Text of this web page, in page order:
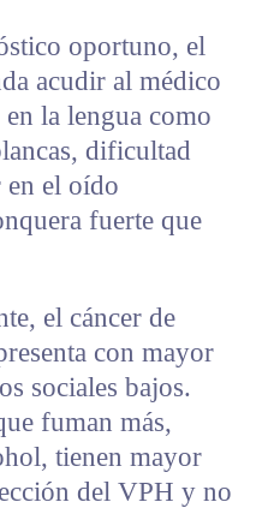
oportuno, el
acudir al médico
la lengua como
dificultad
el oído
fuerte que
el cáncer de
con mayor
sociales bajos.
fuman más,
tienen mayor
del VPH y no